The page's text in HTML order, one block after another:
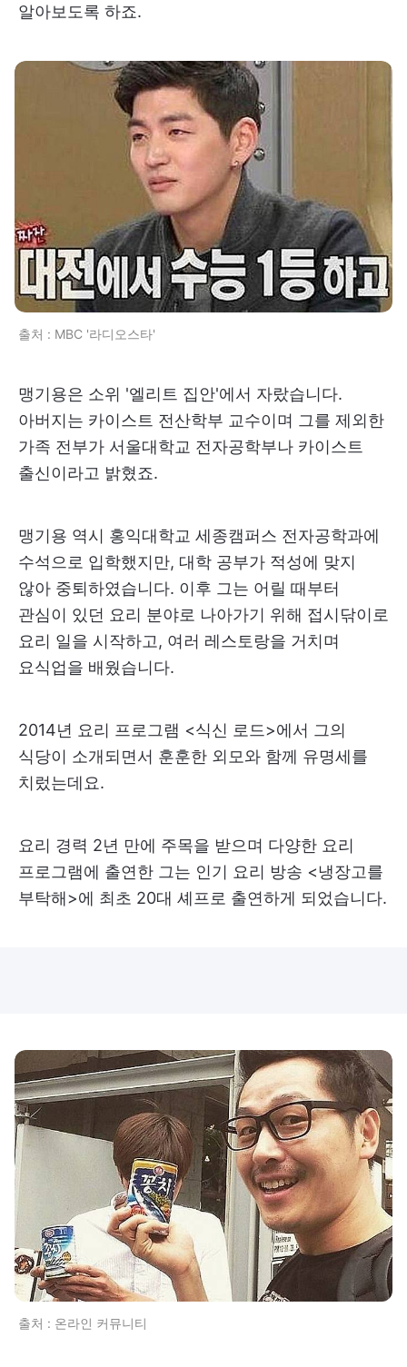
알아보도록 하죠.
출처 : MBC '라디오스타'
맹기용은 소위 '엘리트 집안'에서 자랐습니다.
아버지는 카이스트 전산학부 교수이며 그를 제외한
가족 전부가 서울대학교 전자공학부나 카이스트
출신이라고 밝혔죠.
맹기용 역시 홍익대학교 세종캠퍼스 전자공학과에
수석으로 입학했지만, 대학 공부가 적성에 맞지
않아 중퇴하였습니다. 이후 그는 어릴 때부터
관심이 있던 요리 분야로 나아가기 위해 접시닦이로
요리 일을 시작하고, 여러 레스토랑을 거치며
요식업을 배웠습니다.
2014년 요리 프로그램 <식신 로드>에서 그의
식당이 소개되면서 훈훈한 외모와 함께 유명세를
치렀는데요.
요리 경력 2년 만에 주목을 받으며 다양한 요리
프로그램에 출연한 그는 인기 요리 방송 <냉장고를
부탁해>에 최초 20대 셰프로 출연하게 되었습니다.
출처 : 온라인 커뮤니티